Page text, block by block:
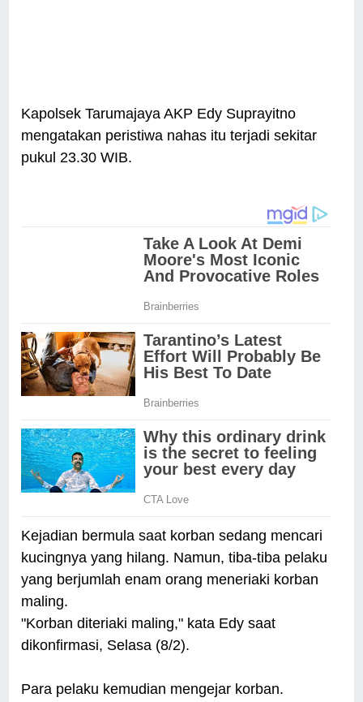
Kapolsek Tarumajaya AKP Edy Suprayitno
mengatakan peristiwa nahas itu terjadi sekitar
pukul 23.30 WIB.
Kejadian bermula saat korban sedang mencari
kucingnya yang hilang. Namun, tiba-tiba pelaku
yang berjumlah enam orang meneriaki korban
maling.
"Korban diteriaki maling," kata Edy saat
dikonfirmasi, Selasa (8/2).
Para pelaku kemudian mengejar korban.